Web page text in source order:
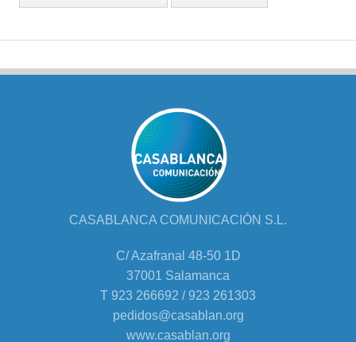
CASABLANCA COMUNICACIÓN S.L.
C/ Azafranal 48-50 1D
37001 Salamanca
T 923 266692 / 923 261303
pedidos@casablan.org
www.casablan.org